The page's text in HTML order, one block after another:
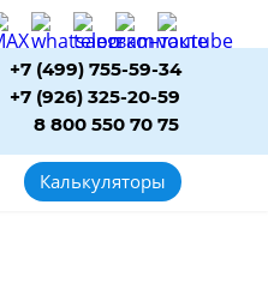
+7 (499) 755-59-34
+7 (926) 325-20-59
8 800 550 70 75
Калькуляторы